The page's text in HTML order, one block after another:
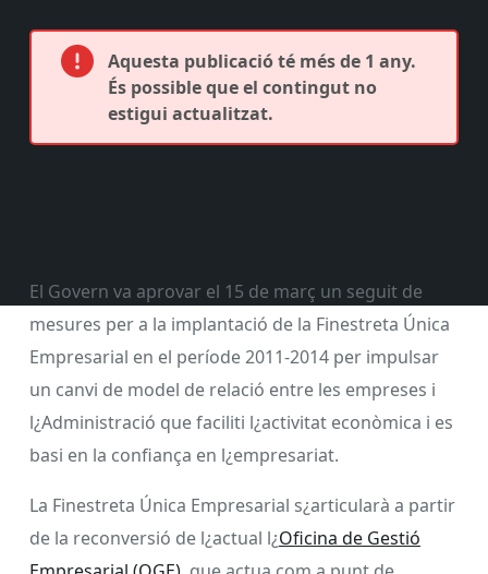
Aquesta publicació té més de 1 any.
És possible que el contingut no
estigui actualitzat.
El Govern va aprovar el 15 de març un seguit de
mesures per a la implantació de la Finestreta Única
Empresarial en el període 2011-2014 per impulsar
un canvi de model de relació entre les empreses i
l¿Administració que faciliti l¿activitat econòmica i es
basi en la confiança en l¿empresariat.
La Finestreta Única Empresarial s¿articularà a partir
de la reconversió de l¿actual l¿Oficina de Gestió